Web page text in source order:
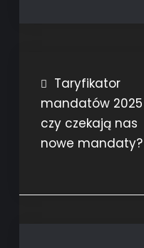
Nawigacja
wpisu
Taryfikator
mandatów
czy czekają nas
nowe mandaty?